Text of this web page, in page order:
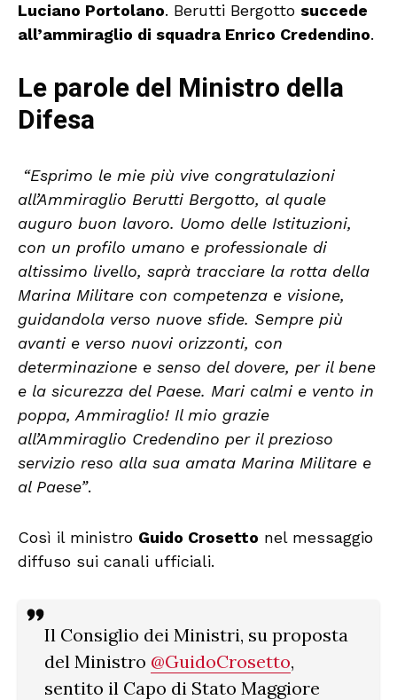
Luciano Portolano. Berutti Bergotto succede
all’ammiraglio di squadra Enrico Credendino.
Le parole del Ministro della
Difesa
“Esprimo le mie più vive congratulazioni
all’Ammiraglio Berutti Bergotto, al quale
auguro buon lavoro. Uomo delle Istituzioni,
con un profilo umano e professionale di
altissimo livello, saprà tracciare la rotta della
Marina Militare con competenza e visione,
guidandola verso nuove sfide. Sempre più
avanti e verso nuovi orizzonti, con
determinazione e senso del dovere, per il bene
e la sicurezza del Paese. Mari calmi e vento in
poppa, Ammiraglio! Il mio grazie
all’Ammiraglio Credendino per il prezioso
servizio reso alla sua amata Marina Militare e
al Paese”.
Così il ministro Guido Crosetto nel messaggio
diffuso sui canali ufficiali.
Il Consiglio dei Ministri, su proposta
del Ministro @GuidoCrosetto,
sentito il Capo di Stato Maggiore